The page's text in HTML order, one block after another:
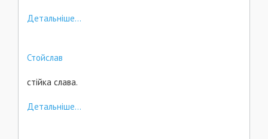
Детальніше...
Стойслав
стійка слава.
Детальніше...